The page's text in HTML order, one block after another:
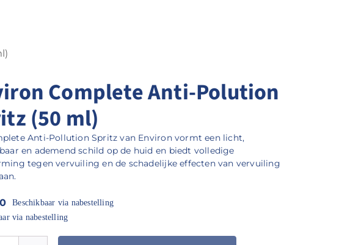
Complete Anti-Polution
(50 ml)
Anti-Pollution Spritz van Environ vormt een licht,
en ademend schild op de huid en biedt volledige
tegen vervuiling en de schadelijke effecten van vervuiling
Beschikbaar via nabestelling
via nabestelling